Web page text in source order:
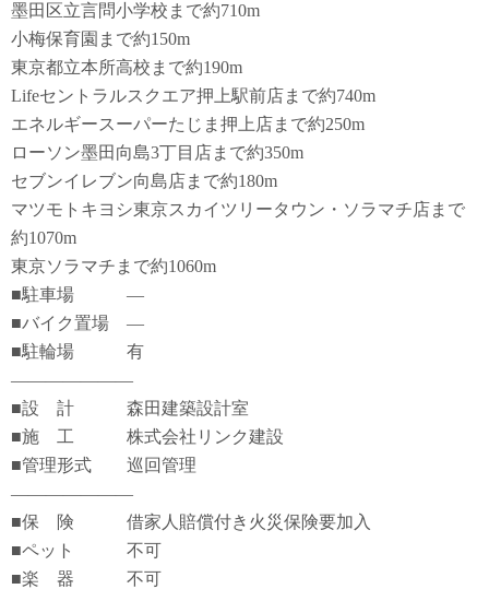
墨田区立言問小学校まで約710m
小梅保育園まで約150m
東京都立本所高校まで約190m
Lifeセントラルスクエア押上駅前店まで約740m
エネルギースーパーたじま押上店まで約250m
ローソン墨田向島3丁目店まで約350m
セブンイレブン向島店まで約180m
マツモトキヨシ東京スカイツリータウン・ソラマチ店まで
約1070m
東京ソラマチまで約1060m
■駐車場 ―
■バイク置場 ―
■駐輪場 有
―――――――
■設 計 森田建築設計室
■施 工 株式会社リンク建設
■管理形式 巡回管理
―――――――
■保 険 借家人賠償付き火災保険要加入
■ペット 不可
■楽 器 不可